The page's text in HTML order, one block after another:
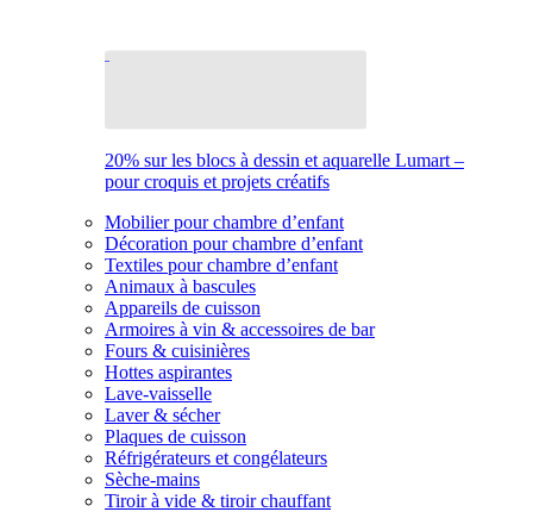
20% sur les blocs à dessin et aquarelle Lumart –
pour croquis et projets créatifs
Mobilier pour chambre d’enfant
Décoration pour chambre d’enfant
Textiles pour chambre d’enfant
Animaux à bascules
Appareils de cuisson
Armoires à vin & accessoires de bar
Fours & cuisinières
Hottes aspirantes
Lave-vaisselle
Laver & sécher
Plaques de cuisson
Réfrigérateurs et congélateurs
Sèche-mains
Tiroir à vide & tiroir chauffant